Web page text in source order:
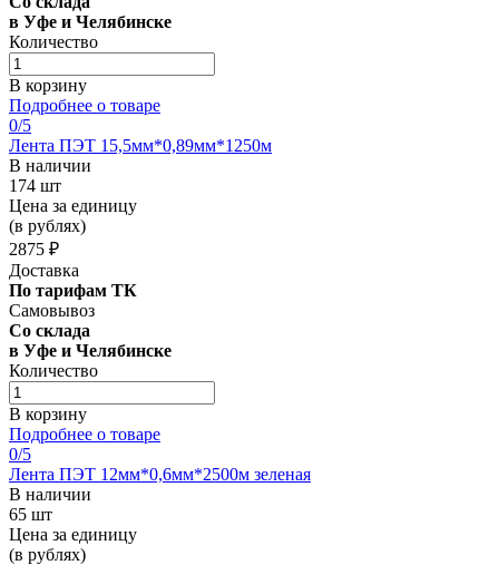
в Уфе и Челябинске
Количество
В корзину
Подробнее о товаре
0/5
Лента ПЭТ 15,5мм*0,89мм*1250м
В наличии
174 шт
Цена за единицу
(в рублях)
2875 ₽
Доставка
По тарифам ТК
Самовывоз
Со склада
в Уфе и Челябинске
Количество
В корзину
Подробнее о товаре
0/5
Лента ПЭТ 12мм*0,6мм*2500м зеленая
В наличии
65 шт
Цена за единицу
(в рублях)